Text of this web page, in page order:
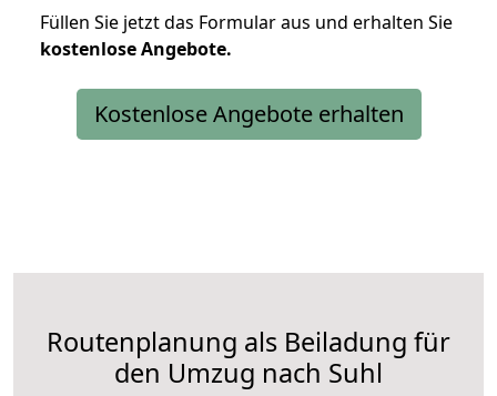
Füllen Sie jetzt das Formular aus und erhalten Sie
kostenloseAngebote.
Kostenlose Angebote erhalten
Routenplanung als Beiladung für
den Umzug nach Suhl